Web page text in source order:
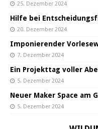
25. Dezember 2024
Hilfe bei
20. Dezember 2024
Imponierender
7. Dezember 2024
Ein Projekttag voller
5. Dezember 2024
Neuer Maker Space am
5. Dezember 2024